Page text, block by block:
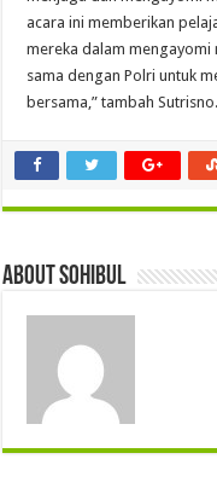
acara ini memberikan
mereka dalam mengayomi
sama dengan Polri untuk
bersama,” tambah
About sohibul